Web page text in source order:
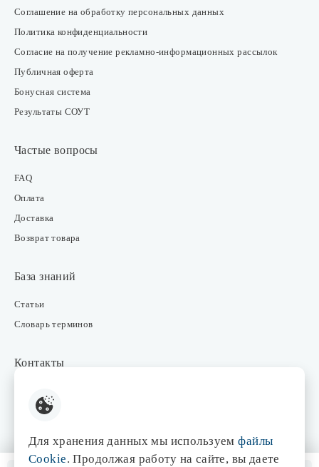
Соглашение на обработку персональных данных
Политика конфиденциальности
Согласие на получение рекламно-информационных рассылок
Публичная оферта
Бонусная система
Результаты СОУТ
Частые вопросы
FAQ
Оплата
Доставка
Возврат товара
База знаний
Статьи
Словарь терминов
Контакты
Интернет-магазин
Отдел маркетинга
Для хранения данных мы используемфайлы
Cookie. Продолжая работу на сайте, вы даете